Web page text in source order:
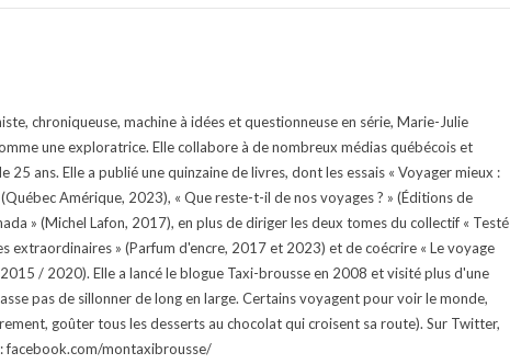
chroniqueuse, machine à idées et questionneuse en série, Marie-Julie
une exploratrice. Elle collabore à de nombreux médias québécois et
25 ans. Elle a publié une quinzaine de livres, dont les essais « Voyager mieux :
Amérique, 2023), « Que reste-t-il de nos voyages ? » (Éditions de
» (Michel Lafon, 2017), en plus de diriger les deux tomes du collectif « Testé
extraordinaires » (Parfum d'encre, 2017 et 2023) et de coécrire « Le voyage
/ 2020). Elle a lancé le blogue Taxi-brousse en 2008 et visité plus d'une
pas de sillonner de long en large. Certains voyagent pour voir le monde,
goûter tous les desserts au chocolat qui croisent sa route). Sur Twitter,
facebook.com/montaxibrousse/